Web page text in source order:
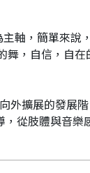
軸，簡單來說，
舞，自信，自在
外擴展的發展階
，從肢體與音樂